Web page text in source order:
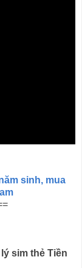
sinh, mua
sim thẻ Tiền